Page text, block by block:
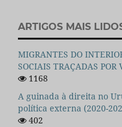
ARTIGOS MAIS
MIGRANTES DO
SOCIAIS TRAÇADAS
1168
A guinada à direita no
política externa (2020-
402